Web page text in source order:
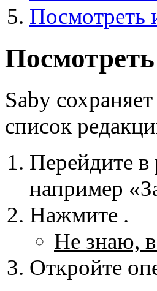
Посмотреть
Saby
список
Перейдите в
например
Нажмите .
Не знаю, в
Откройте